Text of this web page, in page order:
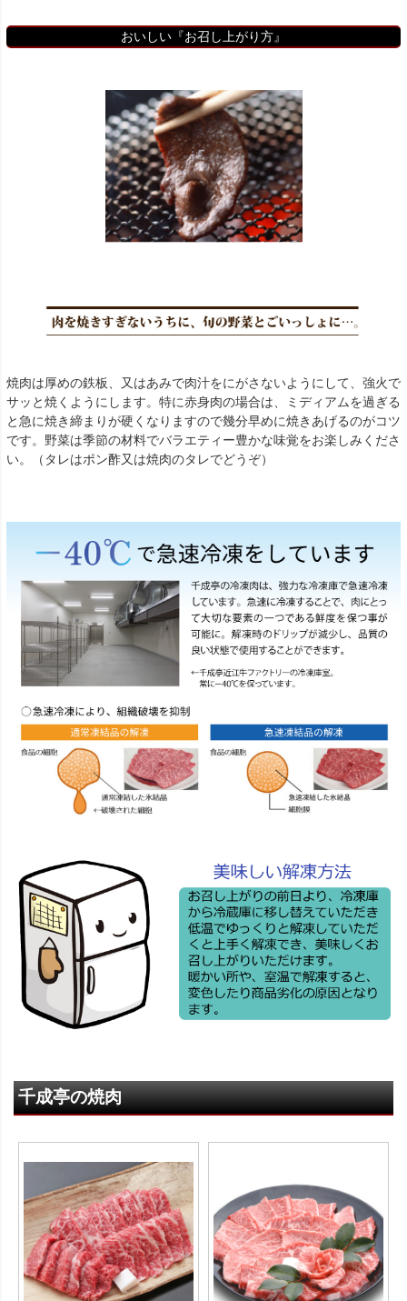
おいしい『お召し上がり方』
焼肉は厚めの鉄板、又はあみで肉汁をにがさないようにして、強火で
サッと焼くようにします。特に赤身肉の場合は、ミディアムを過ぎる
と急に焼き締まりが硬くなりますので幾分早めに焼きあげるのがコツ
です。野菜は季節の材料でバラエティー豊かな味覚をお楽しみくださ
い。（タレはポン酢又は焼肉のタレでどうぞ）